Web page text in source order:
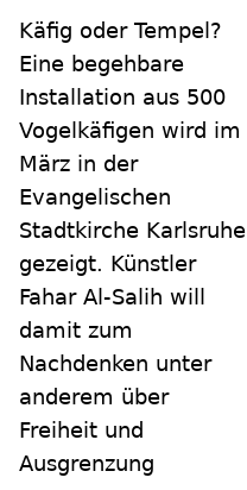
Käfig oder Tempel?
Eine begehbare
Installation aus 500
Vogelkäfigen wird im
März in der
Evangelischen
Stadtkirche Karlsruhe
gezeigt. Künstler
Fahar Al-Salih will
damit zum
Nachdenken unter
anderem über
Freiheit und
Ausgrenzung